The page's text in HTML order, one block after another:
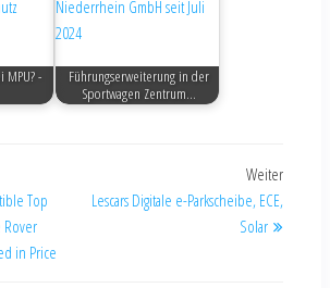
MPU? -
Führungserweiterung in der
Sportwagen Zentrum…
Top
Rover
in Price
Weiter
Lescars Digitale e-Parkscheibe, ECE,
Solar